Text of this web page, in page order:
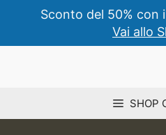
contenuto
Sconto del 50% con
Vai allo
SHOP